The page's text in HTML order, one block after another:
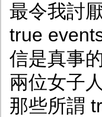
最令我討
true
信是真事
兩位女子
那些所謂